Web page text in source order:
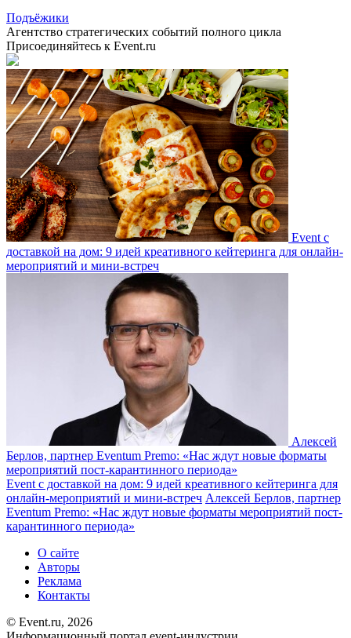
Подъёжики
Агентство стратегических событий полного цикла
Присоединяйтесь к Event.ru
Event c
доставкой на дом: 9 идей креативного кейтеринга для онлайн-
мероприятий и мини-встреч
Алексей
Берлов, партнер Eventum Premo: «Нас ждут новые форматы
мероприятий пост-карантинного периода»
Event c доставкой на дом: 9 идей креативного кейтеринга для
онлайн-мероприятий и мини-встреч Алексей Берлов, партнер
Eventum Premo: «Нас ждут новые форматы мероприятий пост-
карантинного периода»
О сайте
Авторы
Реклама
Контакты
© Event.ru, 2026